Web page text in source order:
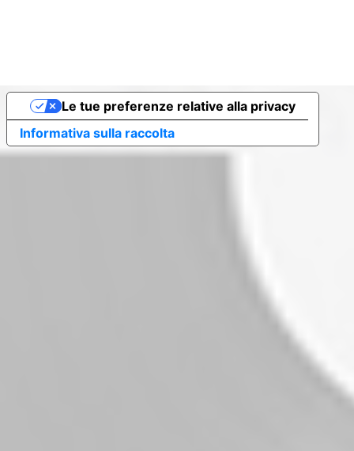
Informativa sulla raccolta
Le tue preferenze relative alla privacy